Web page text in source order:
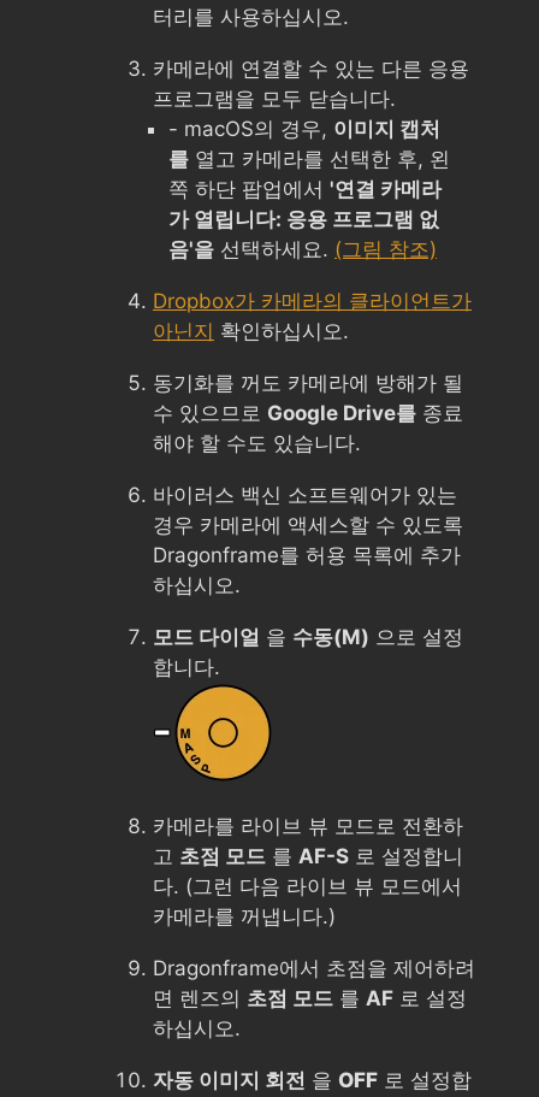
터리를 사용하십시오.
카메라에 연결할 수 있는 다른 응용
프로그램을 모두 닫습니다.
- macOS의 경우, 이미지 캡처
를 열고 카메라를 선택한 후, 왼
쪽 하단 팝업에서 '연결 카메라
가 열립니다: 응용 프로그램 없
음'을 선택하세요. (그림 참조)
Dropbox가 카메라의 클라이언트가
아닌지 확인하십시오.
동기화를 꺼도 카메라에 방해가 될
수 있으므로 Google Drive를 종료
해야 할 수도 있습니다.
바이러스 백신 소프트웨어가 있는
경우 카메라에 액세스할 수 있도록
Dragonframe를 허용 목록에 추가
하십시오.
모드 다이얼 을 수동(M) 으로 설정
합니다.
카메라를 라이브 뷰 모드로 전환하
고 초점 모드 를 AF-S 로 설정합니
다. (그런 다음 라이브 뷰 모드에서
카메라를 꺼냅니다.)
Dragonframe에서 초점을 제어하려
면 렌즈의 초점 모드 를 AF 로 설정
하십시오.
자동 이미지 회전 을 OFF 로 설정합